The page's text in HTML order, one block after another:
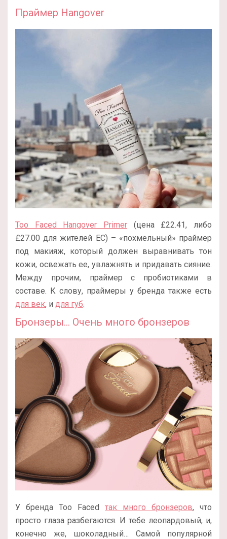
Праймер Hangover
Too Faced Hangover Primer (цена £22.41, либо
£27.00 для жителей ЕС) – «похмельный» праймер
под макияж, который должен выравнивать тон
кожи, освежать ее, увлажнять и придавать сияние.
Между прочим, праймер с пробиотиками в
составе. К слову, праймеры у бренда также есть
для век, и для губ.
Бронзеры… Очень много бронзеров
У бренда Too Faced так много бронзеров, что
просто глаза разбегаются. И тебе леопардовый, и,
конечно же, шоколадный… Самой популярной